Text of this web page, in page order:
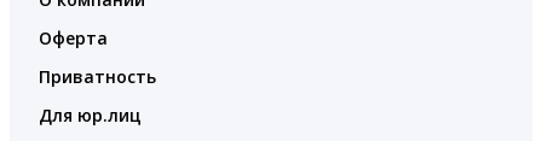
Оферта
Приватность
Для юр.лиц